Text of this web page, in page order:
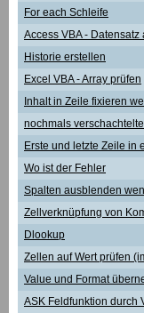
For each Schleife
Access VBA -
Historie erstellen
Excel VBA - Array prüfen
Inhalt in Zeile fixieren
nochmals
Erste und letzte Zeile in
Wo ist der Fehler
Spalten ausblenden
Zellverknüpfung von
Dlookup
Zellen auf Wert prüfen
Value und Format
ASK Feldfunktion durch